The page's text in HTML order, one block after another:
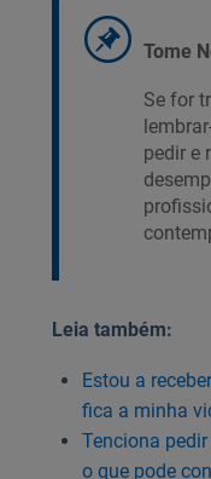
Tome
Se for
pedir e
Leia também:
Estou a
fica a minha
Tenciona
o que pode